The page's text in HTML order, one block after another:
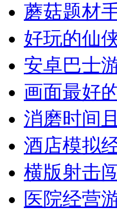
蘑菇题材
好玩的仙
安卓巴士
画面最好
消磨时间
酒店模拟
横版射击
医院经营